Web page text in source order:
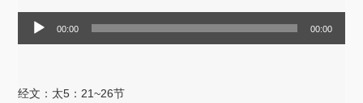
器
00:00 00:00
经文：太5：21~26节